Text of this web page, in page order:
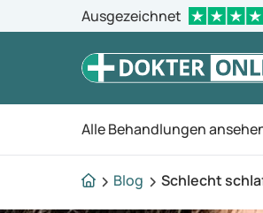
Ausgezeichnet
Alle Behandlungen
Blog Schlecht